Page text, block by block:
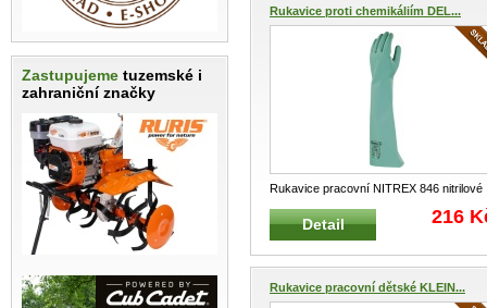
Zastupujeme tuzemské i
zahraniční značky
Rukavice proti chemikáliím DEL...
Rukavice pracovní NITREX 846 nitrilové
zelené Pracovní rukavice celon...
Detail 216
Rukavice pracovní dětské KLEIN...